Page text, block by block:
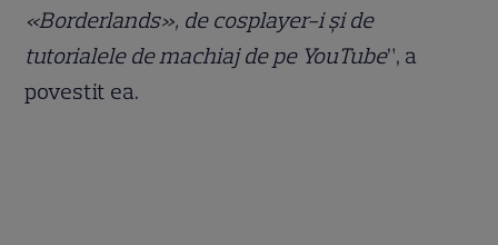
«Borderlands», de cosplayer-i și de
tutorialele de machiaj de pe YouTube”, a
povestit ea.